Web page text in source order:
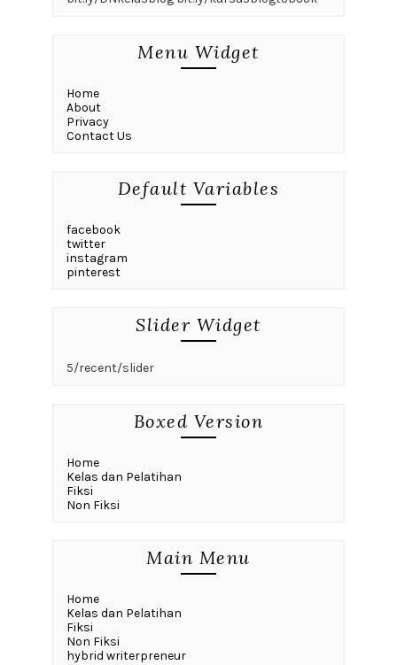
Menu Widget
Home
About
Privacy
Contact Us
Default Variables
facebook
twitter
instagram
pinterest
Slider Widget
5/recent/slider
Boxed Version
Home
Kelas dan Pelatihan
Fiksi
Non Fiksi
Main Menu
Home
Kelas dan Pelatihan
Fiksi
Non Fiksi
hybrid writerpreneur